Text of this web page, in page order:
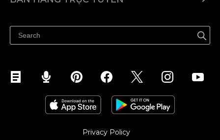
Trung tâm trợ giúp
Quảng bá ở bất cứ đâu
Kiểm soát mọi thứ
Privacy Policy